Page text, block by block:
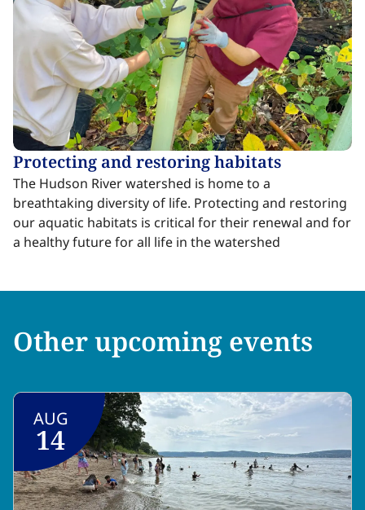
Protecting and restoring habitats​​​​‌ ‍ ​‍​‍‌‍ ‌ ​‍‌‍‍‌‌‍‌ ‌‍‍‌‌‍ ‍​‍​‍​ ‍‍​‍​‍‌ ​ ‌‍​‌‌‍ ‍‌‍‍‌‌ ‌​‌ ‍‌​‍ ‍‌‍‍‌‌‍ ​‍​‍​‍ ​​‍​‍‌‍‍​‌ ​‍‌‍‌‌‌‍‌‍​‍​‍​ ‍‍​‍​‍‌‍‍​‌ ‌​‌ ‌​‌ ​​‌ ​ ​ ‍‍​‍ ​‍ ‌‍​ ‌‍ ‌‌ ​ ​‍ ‍‌‍ ‌‌‍​‌‌‍‍‌‌‍ ‍​‍ ‍​ ​‍​ ​​​ ​‍​ ‌​‌ ​‍‌‍‌‌‌‍‌​‌‍‌‌‌ ​ ‌‍‍‌‌‍‌ ‌‍ ‍​‍ ‍‌ ​‍‌‍‍‌‌ ‌‍‌‍‌‌‌ ​‍‌‍‍ ‌‍‌‌‌‍‌‌‌ ​​‌‍‌‌‌ ​‍​‍ ‍‌‍ ‌ ​‍‌‍‌ ​‍ ‌‍‍‌‌‍ ‍‌ ‌​‌‍‌‌‌‍ ‍‌ ‌​​‍ ‌‍‌‌‌‍‌​‌‍‍‌‌ ‌​​‍ ‌‍ ‌‌‍ ‌‍‌​‌‍‌‌​ ‌‌ ​​‌ ​‍‌‍‌‌‌ ​ ‌‍‌‌‌‍ ‍‌ ‌​‌‍​‌‌ ‌​‌‍‍‌‌‍ ‌‍ ‍​ ‍ ‌‍‍‌‌‍‌​​ ‌‌‍​‌​ ‌‌‌‍​‍​ ​​​ ​​​ ​‍‌‍​‍‌‍​ ​‍ ‌‌‍​‍​ ‍​‌‍​‌​ ​‍​‍ ‌​ ‌​‌‍‌‍‌‍​‌​ ‍​​‍ ‌‌‍​‌​ ‌ ​ ​​​ ‌‍​‍ ‌‌‍‌‌‌‍​‌‌‍​ ​ ‍‌‌‍‌‌‌‍‌‌​ ‍‌​ ‌ ‌‍​‌​ ​‌​ ‌ ‌‍‌‍​ ‍ ‌ ‌​‌ ‍‌‌ ​​‌‍‌‌​ ‌‌‍​ ‌‍​‌‌‍ ‌‌ ​​‌‍​‌‌‍‍‌‌‍‌ ‌‍ ‍​ ‍ ‌ ​​‌‍​‌‌ ‌​‌‍‍​​ ‌‌ ‌​‌‍‍‌‌ ‌​‌‍ ​‌‍‌‌​ ‌‍​‍‌‍​‌‌ ​ ‌‍‌‌‌‌‌‌‌ ​‍‌‍ ​​ ‌‌‍‍​‌ ‌​‌ ‌​‌ ​​‌ ​ ​‍‌‌​ ​ ‌​​‌​‍‌‌​ ​‍‌​‌‍​‍‌‌​ ​‍‌​‌‍‌‍​ ‌‍ ‌‌ ​ ​‍ ‍‌‍ ‌‌‍​‌‌‍‍‌‌‍ ‍​‍ ‍​ ​‍​ ​​​ ​‍​ ‌​‌ ​‍‌‍‌‌‌‍‌​‌‍‌‌‌ ​ ‌‍‍‌‌‍‌ ‌‍ ‍​‍ ‍‌ ​‍‌‍‍‌‌ ‌‍‌‍‌‌‌ ​‍‌‍‍ ‌‍‌‌‌‍‌‌‌ ​​‌‍‌‌‌ ​‍​‍ ‍‌‍ ‌ ​‍‌‍‌ ​‍‌‍‌‍‍‌‌‍‌​​ ‌‌‍​‌​ ‌‌‌‍​‍​ ​​​ ​​​ ​‍‌‍​‍‌‍​ ​‍ ‌‌‍​‍​ ‍​‌‍​‌​ ​‍​‍ ‌​ ‌​‌‍‌‍‌‍​‌​ ‍​​‍ ‌‌‍​‌​ ‌ ​ ​​​ ‌‍​‍ ‌‌‍‌‌‌‍​‌‌‍​ ​ ‍‌‌‍‌‌‌‍‌‌​ ‍‌​ ‌ ‌‍​‌​ ​‌​ ‌ ‌‍‌‍​‍‌‍‌ ‌​‌ ‍‌‌ ​​‌‍‌‌​ ‌‌‍​ ‌‍​‌‌‍ ‌‌ ​​‌‍​‌‌‍‍‌‌‍‌ ‌‍ ‍​‍‌‍‌ ​​‌‍​‌‌ ‌​‌‍‍​​ ‌‌ ‌​‌‍‍‌‌ ‌​‌‍ ​‌‍‌‌​‍‌‍‌ ​​‌‍‌‌‌ ​‍‌ ​ ‌ ​​‌‍‌‌‌‍​ ‌ ‌​‌‍‍‌‌ ‌‍‌‍‌‌​ ‌‌ ​​‌ ‌‌‌‍​‍‌‍ ​‌‍‍‌‌ ​ ‌‍‍​‌‍‌‌‌‍‌​​‍​‍‌ ‌
The Hudson River watershed is home to a
breathtaking diversity of life. Protecting and restoring
our aquatic habitats is critical for their renewal and for
a healthy future for all life in the watershed ​​​​‌ ‍ ​‍​‍‌‍ ‌ ​‍‌‍‍‌‌‍‌ ‌‍‍‌‌‍ ‍​‍​‍​ ‍‍​‍​‍‌ ​ ‌‍​‌‌‍ ‍‌‍‍‌‌ ‌​‌ ‍‌​‍ ‍‌‍‍‌‌‍ ​‍​‍​‍ ​​‍​‍‌‍‍​‌ ​‍‌‍‌‌‌‍‌‍​‍​‍​ ‍‍​‍​‍‌‍‍​‌ ‌​‌ ‌​‌ ​​‌ ​ ​ ‍‍​‍ ​‍ ‌‍​ ‌‍ ‌‌ ​ ​‍ ‍‌‍ ‌‌‍​‌‌‍‍‌‌‍ ‍​‍ ‍​ ​‍​ ​​​ ​‍​ ‌​‌ ​‍‌‍‌‌‌‍‌​‌‍‌‌‌ ​ ‌‍‍‌‌‍‌ ‌‍ ‍​‍ ‍‌ ​‍‌‍‍‌‌ ‌‍‌‍‌‌‌ ​‍‌‍‍ ‌‍‌‌‌‍‌‌‌ ​​‌‍‌‌‌ ​‍​‍ ‍‌‍ ‌ ​‍‌‍‌ ​‍ ‌‍‍‌‌‍ ‍‌ ‌​‌‍‌‌‌‍ ‍‌ ‌​​‍ ‌‍‌‌‌‍‌​‌‍‍‌‌ ‌​​‍ ‌‍ ‌‌‍ ‌‍‌​‌‍‌‌​ ‌‌ ​​‌ ​‍‌‍‌‌‌ ​ ‌‍‌‌‌‍ ‍‌ ‌​‌‍​‌‌ ‌​‌‍‍‌‌‍ ‌‍ ‍​ ‍ ‌‍‍‌‌‍‌​​ ‌‌‍​‌​ ‌‌‌‍​‍​ ​​​ ​​​ ​‍‌‍​‍‌‍​ ​‍ ‌‌‍​‍​ ‍​‌‍​‌​ ​‍​‍ ‌​ ‌​‌‍‌‍‌‍​‌​ ‍​​‍ ‌‌‍​‌​ ‌ ​ ​​​ ‌‍​‍ ‌‌‍‌‌‌‍​‌‌‍​ ​ ‍‌‌‍‌‌‌‍‌‌​ ‍‌​ ‌ ‌‍​‌​ ​‌​ ‌ ‌‍‌‍​ ‍ ‌ ‌​‌ ‍‌‌ ​​‌‍‌‌​ ‌‌‍​ ‌‍​‌‌‍ ‌‌ ​​‌‍​‌‌‍‍‌‌‍‌ ‌‍ ‍​ ‍ ‌ ​​‌‍​‌‌ ‌​‌‍‍​​ ‌‌ ​ ‌‍‍​‌‍ ‌ ​‍‌ ‌​‌​‌​‌‍‌‌‌ ​ ‌‍​ ‌ ​‍‌‍‍‌‌ ​​‌ ‌​‌‍‍‌‌‍ ‌‍ ‍​ ‌‍​‍‌‍​‌‌ ​ ‌‍‌‌‌‌‌‌‌ ​‍‌‍ ​​ ‌‌‍‍​‌ ‌​‌ ‌​‌ ​​‌ ​ ​‍‌‌​ ​ ‌​​‌​‍‌‌​ ​‍‌​‌‍​‍‌‌​ ​‍‌​‌‍‌‍​ ‌‍ ‌‌ ​ ​‍ ‍‌‍ ‌‌‍​‌‌‍‍‌‌‍ ‍​‍ ‍​ ​‍​ ​​​ ​‍​ ‌​‌ ​‍‌‍‌‌‌‍‌​‌‍‌‌‌ ​ ‌‍‍‌‌‍‌ ‌‍ ‍​‍ ‍‌ ​‍‌‍‍‌‌ ‌‍‌‍‌‌‌ ​‍‌‍‍ ‌‍‌‌‌‍‌‌‌ ​​‌‍‌‌‌ ​‍​‍ ‍‌‍ ‌ ​‍‌‍‌ ​‍‌‍‌‍‍‌‌‍‌​​ ‌‌‍​‌​ ‌‌‌‍​‍​ ​​​ ​​​ ​‍‌‍​‍‌‍​ ​‍ ‌‌‍​‍​ ‍​‌‍​‌​ ​‍​‍ ‌​ ‌​‌‍‌‍‌‍​‌​ ‍​​‍ ‌‌‍​‌​ ‌ ​ ​​​ ‌‍​‍ ‌‌‍‌‌‌‍​‌‌‍​ ​ ‍‌‌‍‌‌‌‍‌‌​ ‍‌​ ‌ ‌‍​‌​ ​‌​ ‌ ‌‍‌‍​‍‌‍‌ ‌​‌ ‍‌‌ ​​‌‍‌‌​ ‌‌‍​ ‌‍​‌‌‍ ‌‌ ​​‌‍​‌‌‍‍‌‌‍‌ ‌‍ ‍​‍‌‍‌ ​​‌‍​‌‌ ‌​‌‍‍​​ ‌‌ ​ ‌‍‍​‌‍ ‌ ​‍‌ ‌​‌​‌​‌‍‌‌‌ ​ ‌‍​ ‌ ​‍‌‍‍‌‌ ​​‌ ‌​‌‍‍‌‌‍ ‌‍ ‍​‍‌‍‌ ​​‌‍‌‌‌ ​‍‌ ​ ‌ ​​‌‍‌‌‌‍​ ‌ ‌​‌‍‍‌‌ ‌‍‌‍‌‌​ ‌‌ ​​‌ ‌‌‌‍​‍‌‍ ​‌‍‍‌‌ ​ ‌‍‍​‌‍‌‌‌‍‌​​‍​‍‌ ‌
Other upcoming events
AUG
14